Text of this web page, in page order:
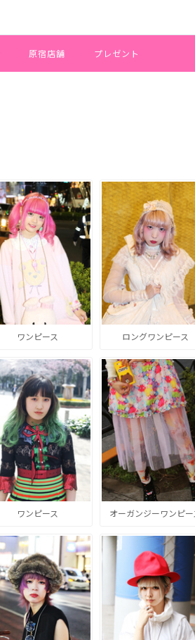
原宿店舗 プレゼント
ワンピース ロングワンピース
ワンピース オーガンジーワンピー